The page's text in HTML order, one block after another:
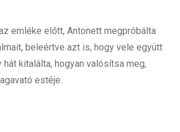
emléke előtt, Antonett megpróbálta
beleértve azt is, hogy vele együtt
hát kitalálta, hogyan valósítsa meg,
estéje.